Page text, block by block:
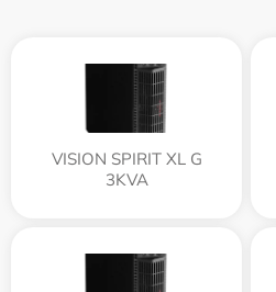
VISION SPIRIT XL G
3KVA